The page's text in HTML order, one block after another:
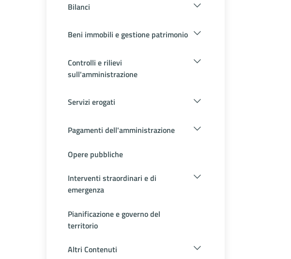
Bilanci
Beni immobili e gestione patrimonio
Controlli e rilievi
sull'amministrazione
Servizi erogati
Pagamenti dell'amministrazione
Opere pubbliche
Interventi straordinari e di
emergenza
Pianificazione e governo del
territorio
Altri Contenuti